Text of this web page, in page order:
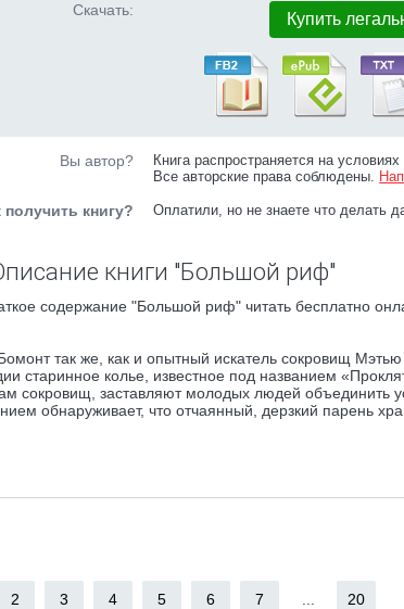
Скачать: Купить
Вы автор?
Книга распространяется на
Все авторские права соблюдены.
получить книгу? Оплатили, но не знаете что делать
книги "Большой риф"
содержание "Большой риф" читать бесплатно
так же, как и опытный искатель сокровищ
старинное колье, известное под названием
сокровищ, заставляют молодых людей объединить
обнаруживает, что отчаянный, дерзкий парень
2 3 4 5 6 7 20